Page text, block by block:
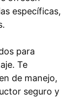
específicas,
para
Te
de manejo,
seguro y